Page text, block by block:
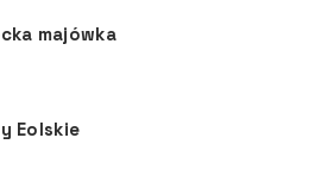
majówka
Eolskie